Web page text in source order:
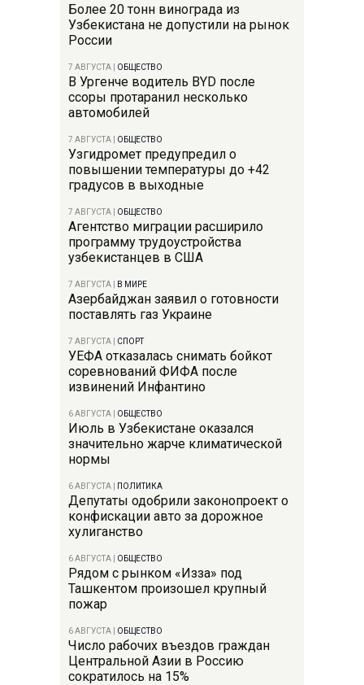
Более 20 тонн винограда из
Узбекистана не допустили на рынок
России
7 АВГУСТА ОБЩЕСТВО
В Ургенче водитель BYD после
ссоры протаранил несколько
автомобилей
7 АВГУСТА ОБЩЕСТВО
Узгидромет предупредил о
повышении температуры до +42
градусов в выходные
7 АВГУСТА ОБЩЕСТВО
Агентство миграции расширило
программу трудоустройства
узбекистанцев в США
7 АВГУСТА В МИРЕ
Азербайджан заявил о готовности
поставлять газ Украине
7 АВГУСТА СПОРТ
УЕФА отказалась снимать бойкот
соревнований ФИФА после
извинений Инфантино
6 АВГУСТА ОБЩЕСТВО
Июль в Узбекистане оказался
значительно жарче климатической
нормы
6 АВГУСТА ПОЛИТИКА
Депутаты одобрили законопроект о
конфискации авто за дорожное
хулиганство
6 АВГУСТА ОБЩЕСТВО
Рядом с рынком «Изза» под
Ташкентом произошел крупный
пожар
6 АВГУСТА ОБЩЕСТВО
Число рабочих въездов граждан
Центральной Азии в Россию
сократилось на 15%